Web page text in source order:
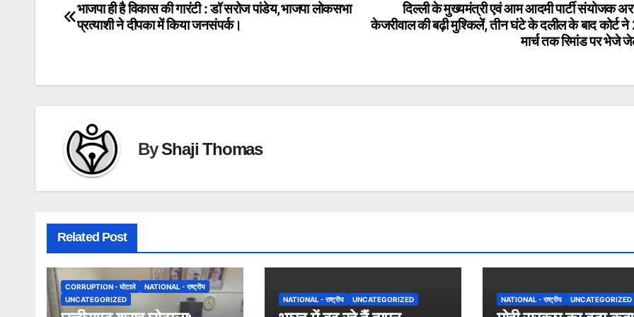
Post
दिल्ली के मुख्यमंत्री एवं आम आदमी पार्टी संयोजक
केजरीवाल की बढ़ी मुश्किलें, तीन घंटे के दलील के बाद कोर्ट
मार्च तक रिमांड पर भेजे
भाजपा ही है विकास की गारंटी : डॉ सरोज पांडेय,भाजपा लोकसभा
प्रत्याशी ने दीपका में किया जनसंपर्क।
ByShaji Thomas
Related Post
CORRUPTION - घोटाले
NATIONAL - राष्ट्रीय
UNCATEGORIZED
NATIONAL - राष्ट्रीय UNCATEGORIZED NATIONAL - राष्ट्रीय UNCATEGORIZED